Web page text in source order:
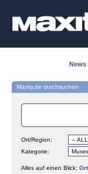
News
Maxity.de durchsuchen
Ort/Region:
Kategorie:
Alles auf einen Blick: